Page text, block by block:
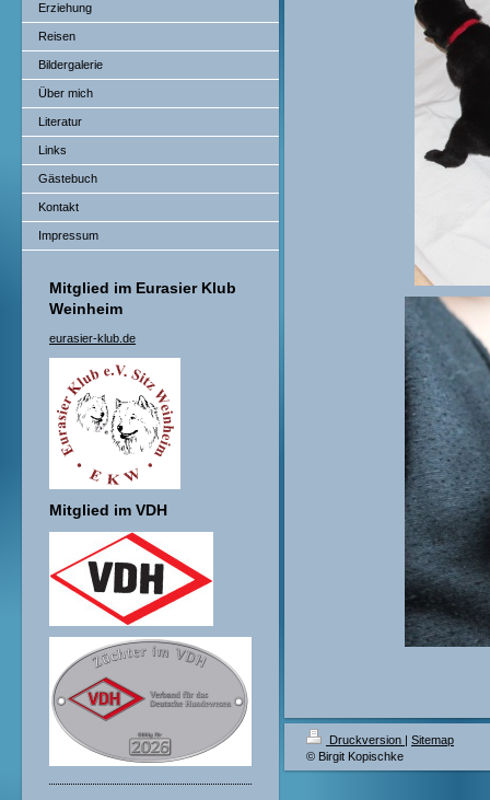
Erziehung
Reisen
Bildergalerie
Über mich
Literatur
Links
Gästebuch
Kontakt
Impressum
Mitglied im Eurasier Klub
Weinheim
eurasier-klub.de
Mitglied im VDH
Druckversion | Sitemap
© Birgit Kopischke